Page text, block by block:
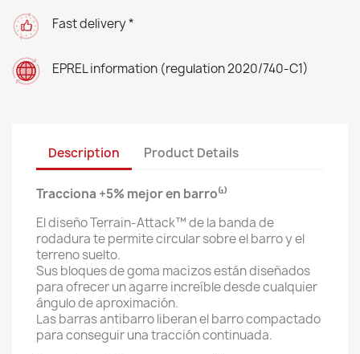
Fast delivery *
EPREL information (regulation 2020/740-C1)
Description Product Details
Tracciona +5% mejor en barro⁽¹⁾
El diseño Terrain-Attack™ de la banda de
rodadura te permite circular sobre el barro y el
terreno suelto.
Sus bloques de goma macizos están diseñados
para ofrecer un agarre increíble desde cualquier
ángulo de aproximación.
Las barras antibarro liberan el barro compactado
para conseguir una tracción continuada.